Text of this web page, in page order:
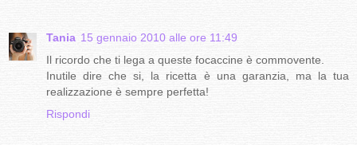
Tania 15 gennaio 2010 alle ore 11:49
Il ricordo che ti lega a queste focaccine è commovente.
Inutile dire che si, la ricetta è una garanzia, ma la tua
realizzazione è sempre perfetta!
Rispondi